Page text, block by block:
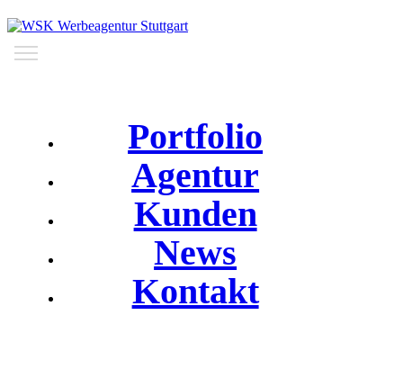
Portfolio
Agentur
Kunden
News
Kontakt